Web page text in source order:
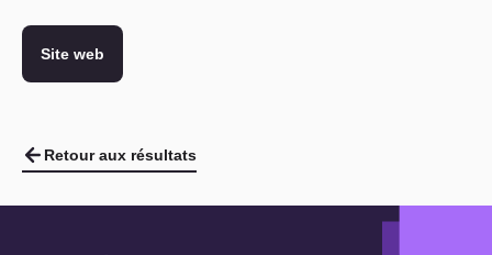
Site web
Retour aux résultats